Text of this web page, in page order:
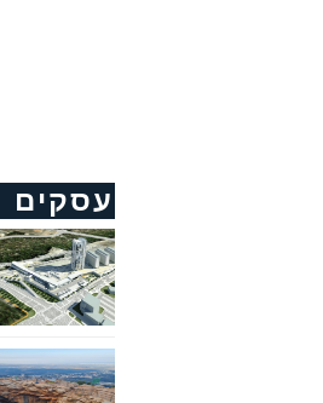
עסקים